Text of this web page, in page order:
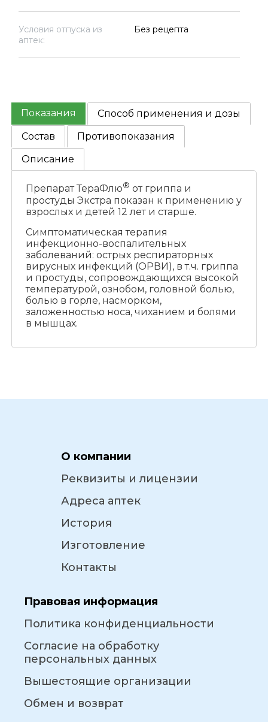
Условия отпуска из
аптек:
Без рецепта
Показания
Способ применения и дозы
Состав
Противопоказания
Описание
Препарат ТераФлю® от гриппа и
простуды Экстра показан к применению у
взрослых и детей 12 лет и старше.
Симптоматическая терапия
инфекционно-воспалительных
заболеваний: острых респираторных
вирусных инфекций (ОРВИ), в т.ч. гриппа
и простуды, сопровождающихся высокой
температурой, ознобом, головной болью,
болью в горле, насморком,
заложенностью носа, чиханием и болями
в мышцах.
О компании
Реквизиты и лицензии
Адреса аптек
История
Изготовление
Контакты
Правовая информация
Политика конфиденциальности
Согласие на обработку
персональных данных
Вышестоящие организации
Обмен и возврат